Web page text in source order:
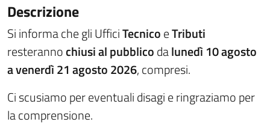
Descrizione
Si informa che gli UfficiTecnicoeTributi
resterannochiusi al pubblicodalunedì 10 agosto
a venerdì 21 agosto 2026, compresi.
Ci scusiamo per eventuali disagi e ringraziamo per
la comprensione.